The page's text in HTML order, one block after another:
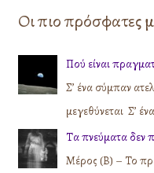
Οι πιο πρόσφατες
Πού είναι
Σ’ ένα σύμπαν
μεγεθύνεται Σ’
Τα πνεύματα δεν
Μέρος (Β) – Το